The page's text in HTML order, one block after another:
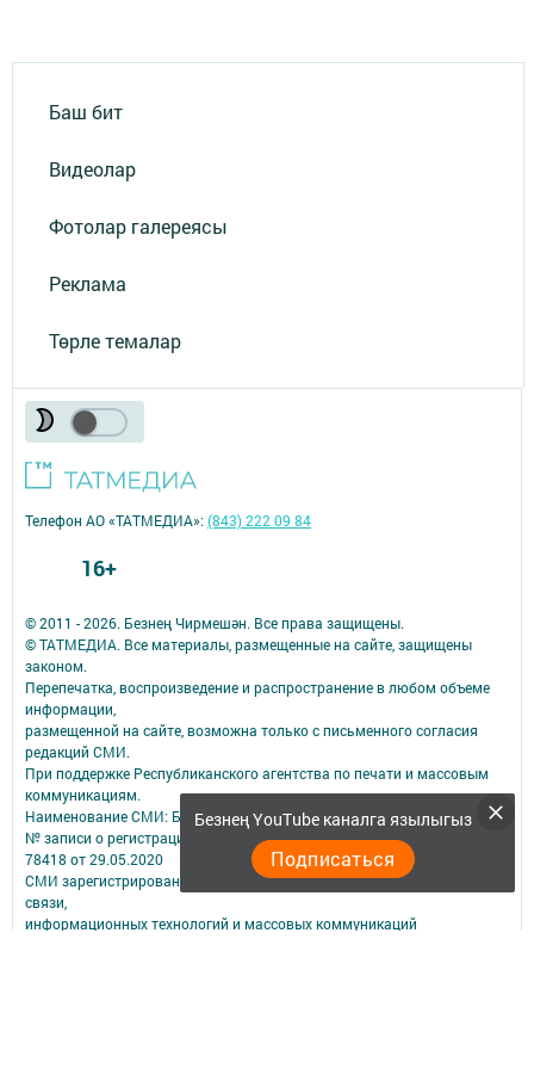
Баш бит
Видеолар
Фотолар галереясы
Реклама
Төрле темалар
Безнең YouTube каналга язылыгыз
Подписаться
© 2011 - 2026. Безнең Чирмешән. Все права защищены.
© ТАТМЕДИА. Все материалы, размещенные на сайте, защищены
законом.
Перепечатка, воспроизведение и распространение в любом объеме
информации,
размещенной на сайте, возможна только с письменного согласия
редакций СМИ.
При поддержке Республиканского агентства по печати и массовым
коммуникациям.
Наименование СМИ: Безнең Чирмешән
№ записи о регистрации СМИ, дата: Реестровая запись: ЭЛ № ФС 77 -
78418 от 29.05.2020
СМИ зарегистрированно Федеральной службой по надзору в сфере
связи,
информационных технологий и массовых коммуникаций
Телефон АО «ТАТМЕДИА»:(843) 222 09 84
16+